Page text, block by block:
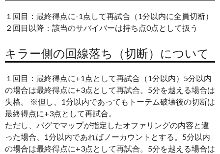
１回目：最終得点に-1点して再試合（1分以内に全員切断）
２回目以降：該当のサバイバーは持ち点0点として扱う
キラー側の回線落ち（切断）について
１回目：最終得点に+1点として再試合（1分以内）5分以内
の場合は最終得点に+3点として再試合。5分を越える場合は
失格。 ※但し、1分以内であってもトーテム破壊後の切断は
最終得点に+3点として再試合。
ただし、バグでマップが指定したオファリングの内容と違
った場合、1分以内であればノーカウントとする。5分以内
の場合は最終得点に+3点として再試合。5分を越える場合は